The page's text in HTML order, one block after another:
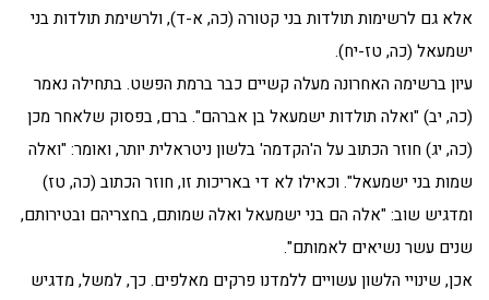
אלא גם לרשימות תולדות בני קטורה (כה, א-ד), ולרשימת תולדות בני
ישמעאל (כה, טז-יח).
עיון ברשימה האחרונה מעלה קשיים כבר ברמת הפשט. בתחילה נאמר
(כה, יב) "ואלה תולדות ישמעאל בן אברהם". ברם, בפסוק שלאחר מכן
(כה, יג) חוזר הכתוב על ה'הקדמה' בלשון ניטראלית יותר, ואומר: "ואלה
שמות בני ישמעאל". וכאילו לא די באריכות זו, חוזר הכתוב (כה, טז)
ומדגיש שוב: "אלה הם בני ישמעאל ואלה שמותם, בחצריהם ובטירותם,
שנים עשר נשיאים לאמותם".
אכן, שינויי הלשון עשויים ללמדנו פרקים מאלפים. כך, למשל, מדגיש